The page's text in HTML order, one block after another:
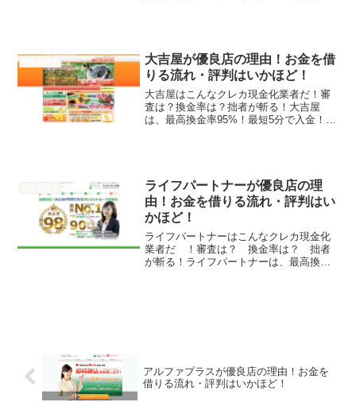
大吉屋が優良店の理由！お金を借
りる流れ・評判はいかほど！
大吉屋はこんなクレカ現金化業者だ！審
査は？換金率は？拙者が斬る！大吉屋
は、最高換金率95%！最短5分で入金！日
ライフパートナーが優良店の理
由！お金を借りる流れ・評判はい
かほど！
ライフパートナーはこんなクレカ現金化
業者だ ！審査は？ 換金率は？ 拙者
が斬る！ライフパートナーは、最高換金
アルファプラスが優良店の理由！お金を
借りる流れ・評判はいかほど！